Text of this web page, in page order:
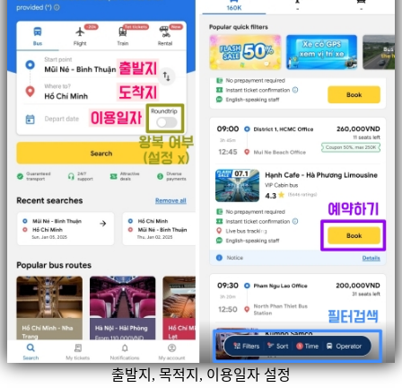
출발지, 목적지, 이용일자 설정